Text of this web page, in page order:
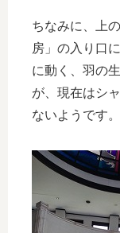
ちなみに、上
房」の入り口
に動く、羽の
が、現在はシ
ないようです